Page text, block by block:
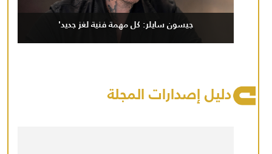
جيسون سايلر: كل مهمة فنية لغز جديد'
دليل إصدارات المجلة